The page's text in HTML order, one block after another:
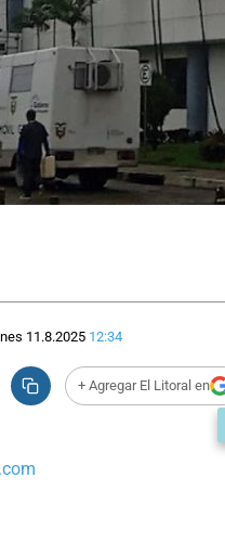
11.8.2025 12:34
+ Agregar El Litoral en